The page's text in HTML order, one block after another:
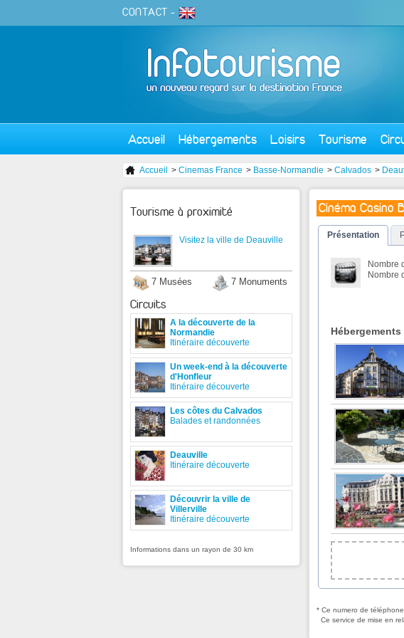
CONTACT -
Accueil Hébergements Loisirs Tourisme
Accueil > Cinemas France > Basse-Normandie > Calvados >
Cinéma Casino
Présentation
Nombre
Nombre
* Ce numero de
Ce service de mise en
Tourisme à proximité
Visitez la ville de Deauville
7 Musées 7 Monuments
Circuits
A la découverte de la
Normandie
Itinéraire découverte
Un week-end à la découverte
d'Honfleur
Itinéraire découverte
Les côtes du Calvados
Balades et randonnées
Deauville
Itinéraire découverte
Découvrir la ville de
Villerville
Itinéraire découverte
Informations dans un rayon de 30 km